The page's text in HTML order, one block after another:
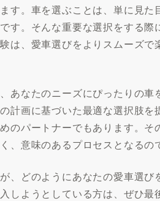
す。車を選ぶことは、単に見た
す。そんな重要な選択をする際
、愛車選びをよりスムーズで
あなたのニーズにぴったりの車
計画に基づいた最適な選択肢を
のパートナーでもあります。そ
意味のあるプロセスとなるの
、どのようにあなたの愛車選び
しようとしている方は、ぜひ最